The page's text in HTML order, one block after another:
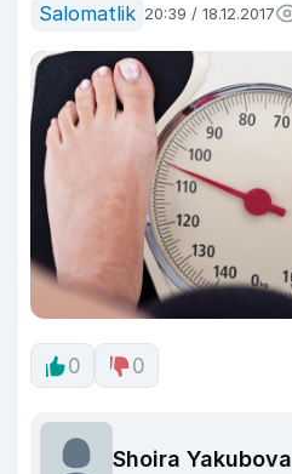
Salomatlik 20:39 / 18.12.2017
0 0
Shoira Yakubova